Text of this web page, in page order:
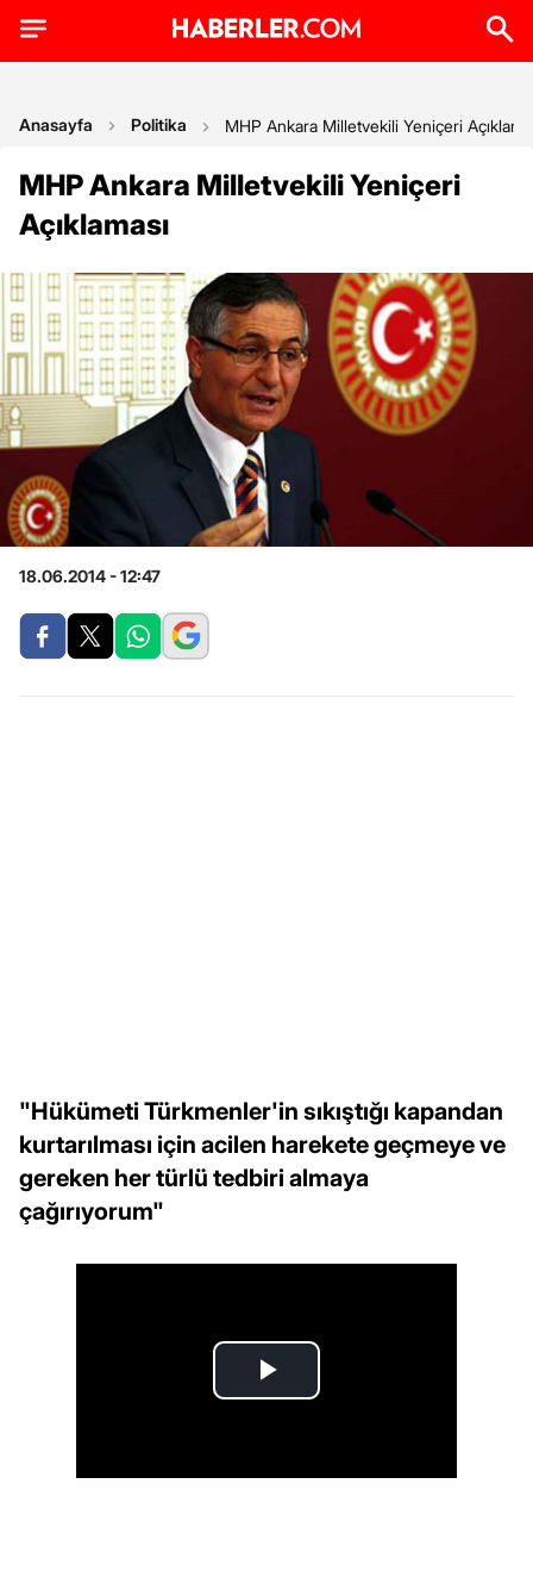
Anasayfa Politika MHP Ankara Milletvekili Yeniçeri
MHP Ankara Milletvekili Yeniçeri
Açıklaması
18.06.2014 - 12:47
"Hükümeti Türkmenler'in sıkıştığı kapandan
kurtarılması için acilen harekete geçmeye ve
gereken her türlü tedbiri almaya
çağırıyorum"